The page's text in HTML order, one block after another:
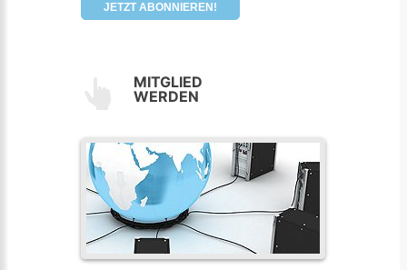
JETZT ABONNIEREN!
MITGLIED
WERDEN